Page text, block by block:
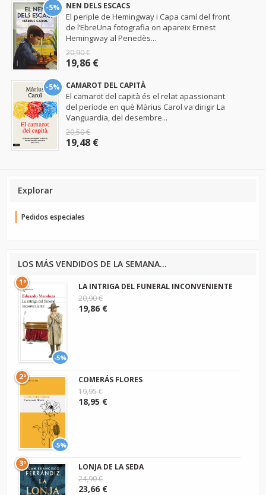
-5% NEN DELS ESCACS
El periple de Hemingway i Capa camí del front
de l’EbreUna fotografia on apareix Ernest
Hemingway al Penedès...
20,90 €
19,86 €
-5% CAMAROT DEL CAPITÀ
El camarot del capità és el relat apassionant
del període en què Màrius Carol va dirigir La
Vanguardia, del desembre...
20,50 €
19,48 €
Explorar
Pedidos especiales
LOS MÁS VENDIDOS DE LA SEMANA...
-5%
1º
LA INTRIGA DEL FUNERAL INCONVENIENTE
20,90 €
19,86 €
-5%
2º
COMERÁS FLORES
19,95 €
18,95 €
3º
LONJA DE LA SEDA
24,90 €
23,66 €